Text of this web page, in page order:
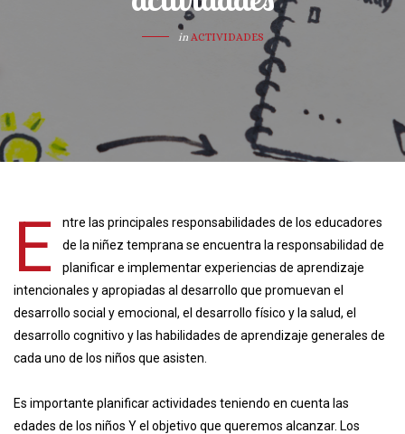
in ACTIVIDADES
E
ntre las principales responsabilidades de los educadores
de la niñez temprana se encuentra la responsabilidad de
planificar e implementar experiencias de aprendizaje
intencionales y apropiadas al desarrollo que promuevan el
desarrollo social y emocional, el desarrollo físico y la salud, el
desarrollo cognitivo y las habilidades de aprendizaje generales de
cada uno de los niños que asisten.
Es importante p lanificar actividades teniendo en cuenta las
edades de los niños Y el objetivo que queremos alcanzar. Los